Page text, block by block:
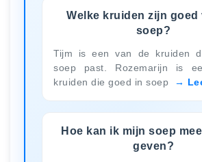
Welke kruiden zijn goed
soep?
Tijm is een van de kruiden
soep past. Rozemarijn is
kruiden die goed in soep
Hoe kan ik mijn soep
geven?